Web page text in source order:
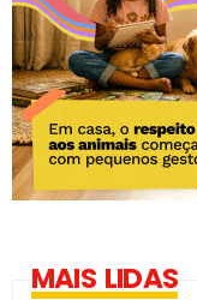
MAIS LIDAS